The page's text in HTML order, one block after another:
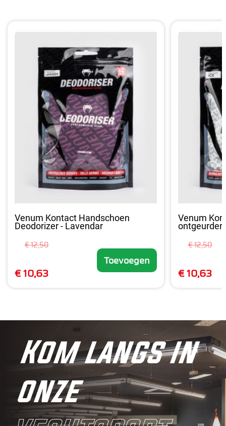
Venum Kontact Handschoen
Deodorizer - Lavendar
€ 12,50
€ 10,63
Toevoegen
Venum
ontgeurder
€ 12,50
€ 10,63
Kom langs in
onze